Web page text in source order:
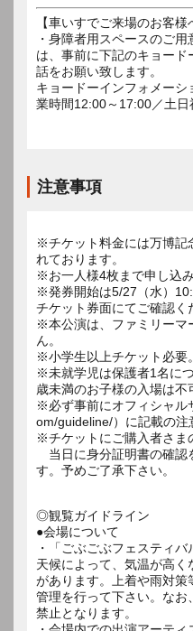
【車いすでご来場のお客様
・身障者用スペースのご
は、事前に下記のキョー
話をお願い致します。
キョードーインフォメー
業時間12:00～17:00／土日
注意事項
※チケット料金には万博記
れております。
※お一人様4枚まで申し込み
※発券開始は5/27（水）
チケット券面にてご確認く
※本公演は、ファミリーマ
ん。
※小学生以上チケット必要。
※未就学児は保護者1名に
歳未満のお子様の入場は不
※必ず事前にオフィシャル
om/guideline/）に記載の注
※チケットにご購入者さま
当日に身分証明書の確認
す。予めご了承下さい。
◎観覧ガイドライン
●会場について
・「ごぶごぶフェスティバ
天候によって、気温が高
があります。上着や雨対策
管理を行って下さい。なお
禁止となります。